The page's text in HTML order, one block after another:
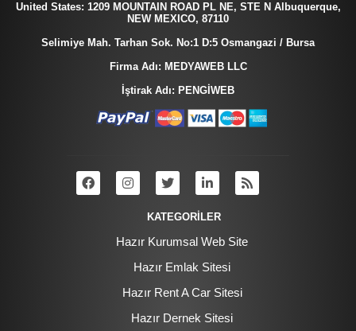
United States: 1209 MOUNTAIN ROAD PL NE, STE N Albuquerque,
NEW MEXICO, 87110
Selimiye Mah. Tarhan Sok. No:1 D:5 Osmangazi / Bursa
Firma Adı: MEDYAWEB LLC
İştirak Adı: PENGİWEB
KATEGORİLER
Hazır Kurumsal Web Site
Hazır Emlak Sitesi
Hazır Rent A Car Sitesi
Hazır Dernek Sitesi